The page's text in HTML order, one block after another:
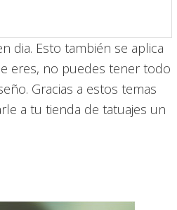
dia. Esto también se aplica
eres, no puedes tener todo
Gracias a estos temas
a tu tienda de tatuajes un